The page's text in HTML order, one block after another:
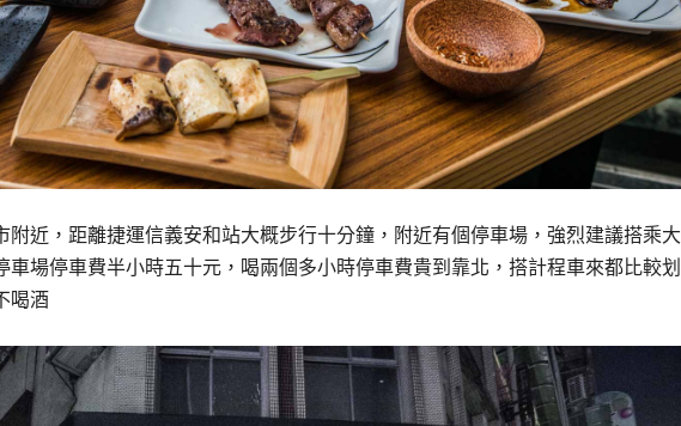
附近，距離捷運信義安和站大概步行十分鐘，附近有個停車場，強烈建議搭乘大
車場停車費半小時五十元，喝兩個多小時停車費貴到靠北，搭計程車來都比較划
喝酒